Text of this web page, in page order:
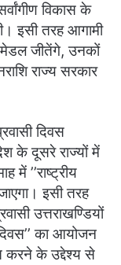
विकास के
इसी तरह आगामी
मेडल जीतेंगे, उनकों
राज्य सरकार
दिवस
के दूसरे राज्यों में
में ’’राष्ट्रीय
इसी तरह
उत्तराखण्डियों
का आयोजन
करने के उद्देश्य से